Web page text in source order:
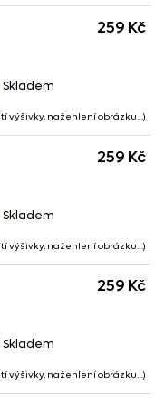
259 Kč
Skladem
výšivky, nažehlení obrázku…)
259 Kč
Skladem
výšivky, nažehlení obrázku…)
259 Kč
Skladem
výšivky, nažehlení obrázku…)